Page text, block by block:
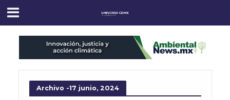
Archivo -17 junio, 2024